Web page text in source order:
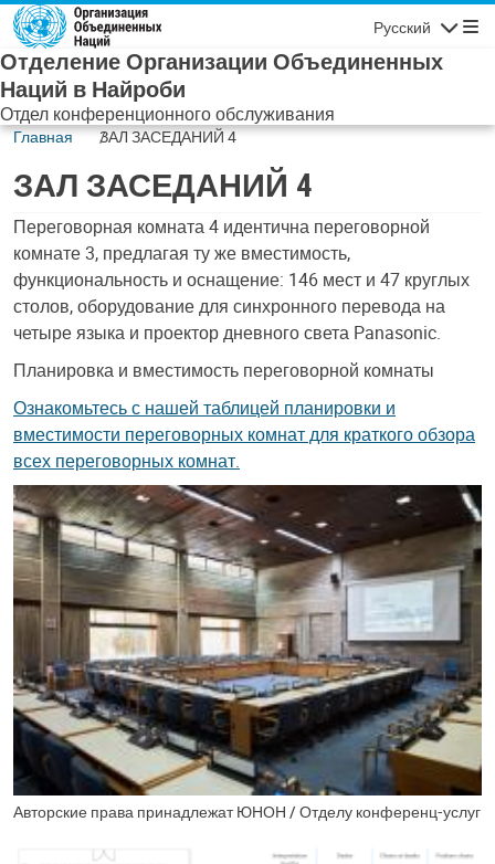
Skip to main content
Русский
Отделение Организации Объединенных
Наций в Найроби
Отдел конференционного обслуживания
Главная ЗАЛ ЗАСЕДАНИЙ 4
ЗАЛ ЗАСЕДАНИЙ 4
Содержимое
Переговорная комната 4 идентична переговорной
комнате 3, предлагая ту же вместимость,
функциональность и оснащение: 146 мест и 47 круглых
столов, оборудование для синхронного перевода на
четыре языка и проектор дневного света Panasonic.
Планировка и вместимость переговорной комнаты
Ознакомьтесь с нашей таблицей планировки и
вместимости переговорных комнат для краткого обзора
всех переговорных комнат.
Авторские права принадлежат ЮНОН / Отделу конференц-услуг